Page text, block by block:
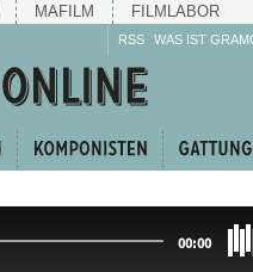
MAFILM FILMLABOR
RSS WAS IST
00:00